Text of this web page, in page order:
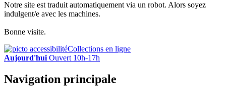
Notre site est traduit automatiquement via un robot. Alors soyez
indulgent/e avec les machines.
Bonne visite.
Collections en ligne
Aujourd'hui Ouvert 10h-17h
Navigation principale